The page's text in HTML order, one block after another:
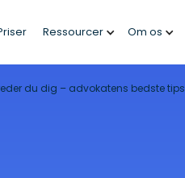
Ressourcer Om os
du dig – advokatens bedste tips